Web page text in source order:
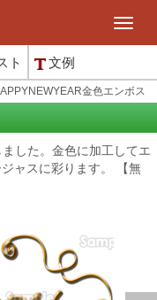
ト 文例
金色エンボス
した。金色に加工してエ
ャスに彩ります。 【無